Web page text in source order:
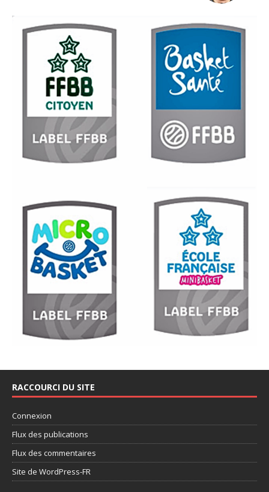
RACCOURCI DU SITE
Connexion
Flux des publications
Flux des commentaires
Site de WordPress-FR